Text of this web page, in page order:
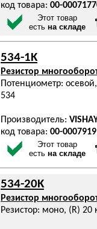
код товара: 00-
Этот товар
есть на складе
534-1K
Резистор
Потенциометр:
534
Производитель:
код товара: 00-
Этот товар
есть на складе
534-20K
Резистор
Резистор: моно, (R)